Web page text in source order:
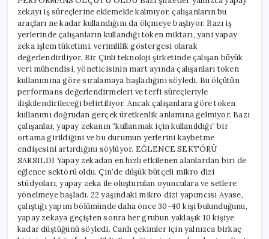
zekayı iş süreçlerine eklemekle kalmıyor, çalışanların bu
araçları ne kadar kullandığını da ölçmeye başlıyor. Bazı iş
yerlerinde çalışanların kullandığı token miktarı, yani yapay
zeka işlem tüketimi, verimlilik göstergesi olarak
değerlendiriliyor. Bir Çinli teknoloji şirketinde çalışan büyük
veri mühendisi, yöneticisinin mart ayında çalışanları token
kullanımına göre sıralamaya başladığını söyledi. Bu ölçütün
performans değerlendirmeleri ve terfi süreçleriyle
ilişkilendirileceği belirtiliyor. Ancak çalışanlara göre token
kullanımı doğrudan gerçek üretkenlik anlamına gelmiyor. Bazı
çalışanlar, yapay zekanın “kullanmak için kullanıldığı” bir
ortama girildiğini ve bu durumun yerlerini kaybetme
endişesini artırdığını söylüyor. EĞLENCE SEKTÖRÜ
SARSILDI Yapay zekadan en hızlı etkilenen alanlardan biri de
eğlence sektörü oldu. Çin’de düşük bütçeli mikro dizi
stüdyoları, yapay zeka ile oluşturulan oyunculara ve setlere
yönelmeye başladı. 22 yaşındaki mikro dizi yapımcısı Ayase,
çalıştığı yapım bölümünde daha önce 30-40 kişi bulunduğunu,
yapay zekaya geçişten sonra her grubun yaklaşık 10 kişiye
kadar düştüğünü söyledi. Canlı çekimler için yalnızca birkaç